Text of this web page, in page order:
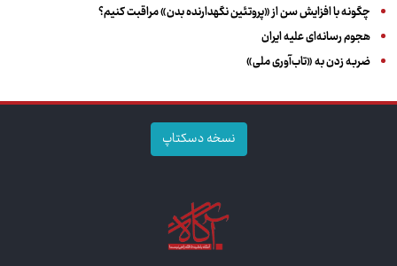
چگونه با افزایش سن از «پروتئین نگهدارنده بدن» مراقبت کنیم؟
هجوم رسانه‌ای علیه ایران
ضربه زدن به «تاب‌آوری ملی»
نسخه دسکتاپ